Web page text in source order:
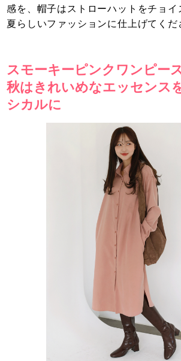
感を、帽子はストローハットをチョイ
夏らしいファッションに仕上げてくだ
スモーキーピンクワンピー
秋はきれいめなエッセンス
シカルに